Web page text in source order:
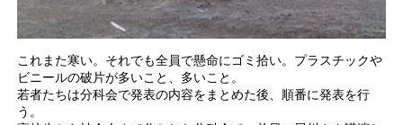
これまた寒い。それでも全員で懸命にゴミ拾い。プラスチックや
ビニールの破片が多いこと、多いこと。
若者たちは分科会で発表の内容をまとめた後、順番に発表を行
う。